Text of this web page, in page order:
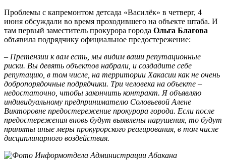
Проблемы с капремонтом детсада «Василёк» в четверг, 4
июня обсуждали во время проходившего на объекте штаба. И
там первый заместитель прокурора города Ольга Благова
объявила подрядчику официальное предостережение:
– Претензии к вам есть, мы видим ваши репутационные
риски. Вы девять объектов набрали, и создадите себе
репутацию, в том числе, на территории Хакасии как не очень
добропорядочные подрядчики. Три человека на объекте –
недостаточно, чтобы закончить контракт. Я объявляю
индивидуальному предпринимателю Соловьевой Алене
Викторовне предостережение прокурора города. Если после
предостережения вновь будут выявлены нарушения, то будут
приняты иные меры прокурорского реагирования, в том числе
дисциплинарного воздействия.